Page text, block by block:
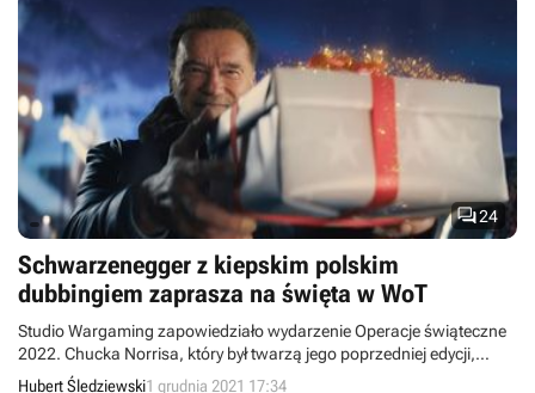
24
Schwarzenegger z kiepskim polskim
dubbingiem zaprasza na święta w WoT
Studio Wargaming zapowiedziało wydarzenie Operacje świąteczne
2022. Chucka Norrisa, który był twarzą jego poprzedniej edycji,
zastąpił Arnold Schwarzenegger. Tylko dlaczego na polskim trailerze
Hubert Śledziewski1 grudnia 2021 17:34